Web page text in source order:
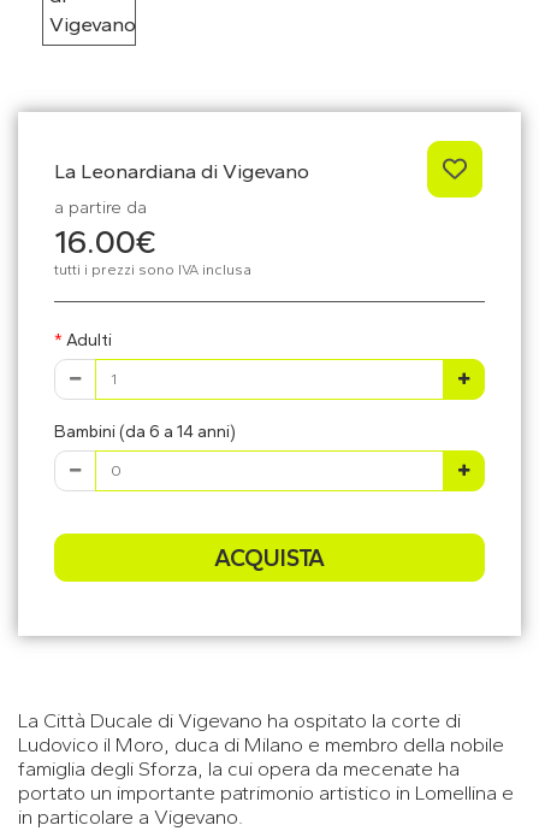
La Leonardiana di Vigevano
a partire da
16.00€
tutti i prezzi sono IVA inclusa
Adulti
Bambini (da 6 a 14 anni)
ACQUISTA
La Città Ducale di Vigevano ha ospitato la corte di
Ludovico il Moro, duca di Milano e membro della nobile
famiglia degli Sforza, la cui opera da mecenate ha
portato un importante patrimonio artistico in Lomellina e
in particolare a Vigevano.